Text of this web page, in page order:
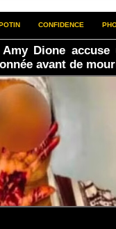
CONFIDENCE
Amy Dione
avant de